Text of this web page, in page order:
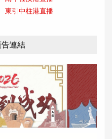
東引中柱港直播
連結